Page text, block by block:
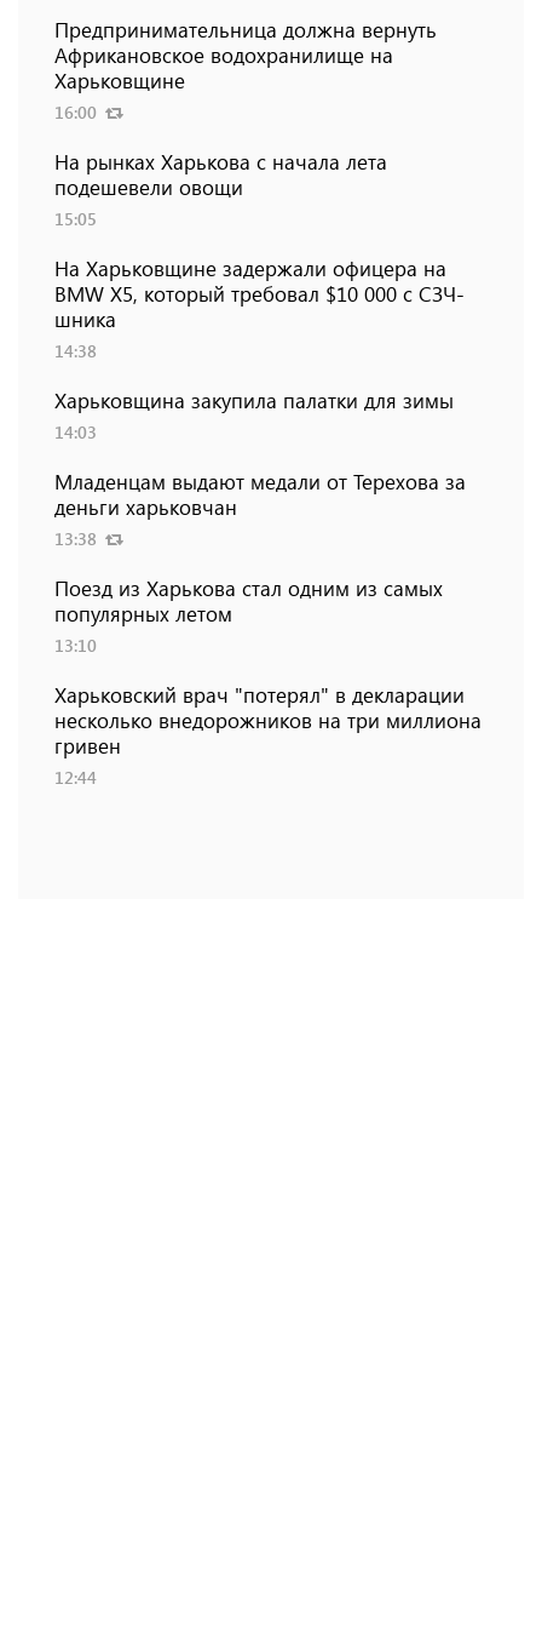
Предпринимательница должна вернуть
Африкановское водохранилище на
Харьковщине
16:00
На рынках Харькова с начала лета
подешевели овощи
15:05
На Харьковщине задержали офицера на
BMW Х5, который требовал $10 000 с СЗЧ-
шника
14:38
Харьковщина закупила палатки для зимы
14:03
Младенцам выдают медали от Терехова за
деньги харьковчан
13:38
Поезд из Харькова стал одним из самых
популярных летом
13:10
Харьковский врач "потерял" в декларации
несколько внедорожников на три миллиона
гривен
12:44